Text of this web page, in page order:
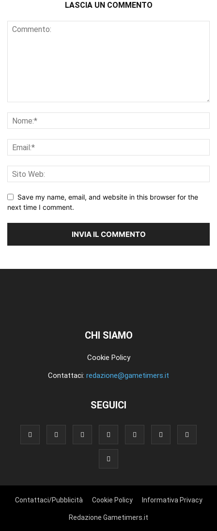
LASCIA UN COMMENTO
Save my name, email, and website in this browser for the
next time I comment.
CHI SIAMO
Cookie Policy
Contattaci: redazione@gametimers.it
SEGUICI
Contattaci/Pubblicità Cookie Policy Informativa Privacy
Redazione Gametimers.it